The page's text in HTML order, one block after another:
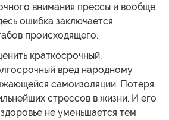
внимания прессы и вообще
ошибка заключается
происходящего.
краткосрочный,
вред народному
самоизоляции. Потеря
стрессов в жизни. И его
не уменьшается тем